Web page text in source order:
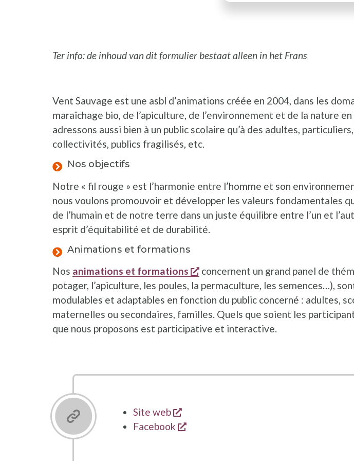
Ter info: de inhoud van dit formulier bestaat alleen in het Frans
Vent Sauvage est une asbl d’animations créée en 2004, dans les
maraîchage bio, de l’apiculture, de l’environnement et de la nature
adressons aussi bien à un public scolaire qu’à des adultes,
collectivités, publics fragilisés, etc.
Nos objectifs
Notre « fil rouge » est l’harmonie entre l’homme et son
nous voulons promouvoir et développer les valeurs fondamentales
de l’humain et de notre terre dans un juste équilibre entre l’un et
esprit d’équitabilité et de durabilité.
Animations et formations
Nos animations et formations opent een nieuw venster
concernent un grand panel de
potager, l’apiculture, les poules, la permaculture, les semences…),
modulables et adaptables en fonction du public concerné : adultes,
maternelles ou secondaires, familles. Quels que soient les
que nous proposons est participative et interactive.
Site web
opent een nieuw venster
Facebook
opent een nieuw venster